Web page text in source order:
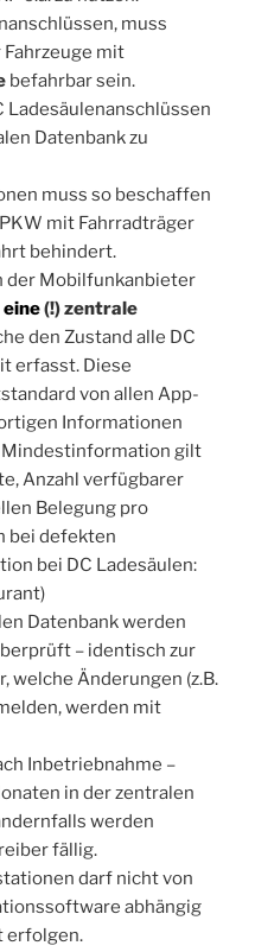
muss
mit
befahrbar sein.
Ladesäulenanschlüssen
Datenbank zu
muss so beschaffen
mit Fahrradträger
behindert.
der Mobilfunkanbieter
eine(!) zentrale
den Zustand alle DC
erfasst. Diese
von allen App-
Informationen
gilt
Anzahl verfügbarer
Belegung pro
bei defekten
bei DC Ladesäulen:
Datenbank werden
– identisch zur
welche Änderungen (z.B.
werden mit
Inbetriebnahme –
in der zentralen
werden
fällig.
darf nicht von
abhängig
erfolgen.